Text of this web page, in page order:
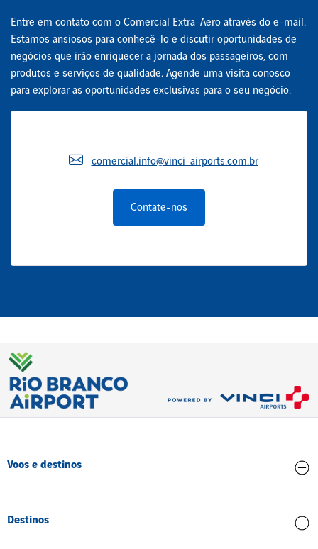
Entre em contato com o Comercial Extra-Aero através do e-mail.
Estamos ansiosos para conhecê-lo e discutir oportunidades de
negócios que irão enriquecer a jornada dos passageiros, com
produtos e serviços de qualidade. Agende uma visita conosco
para explorar as oportunidades exclusivas para o seu negócio.
comercial.info@vinci-airports.com.br
Contate-nos
Voos e destinos
Partidas
Destinos